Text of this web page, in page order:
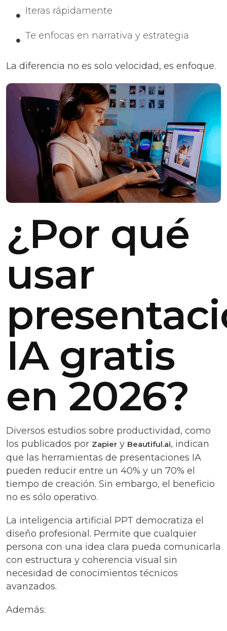
Iteras rápidamente
Te enfocas en narrativa y estrategia
La diferencia no es solo velocidad, es enfoque.
¿Por qué
usar
IA gratis
en 2026?
Diversos estudios sobre productividad, como
los publicados por Zapier y Beautiful.ai, indican
que las herramientas de presentaciones IA
pueden reducir entre un 40% y un 70% el
tiempo de creación. Sin embargo, el beneficio
no es sólo operativo.
La inteligencia artificial PPT democratiza el
diseño profesional. Permite que cualquier
persona con una idea clara pueda comunicarla
con estructura y coherencia visual sin
necesidad de conocimientos técnicos
avanzados.
Además: